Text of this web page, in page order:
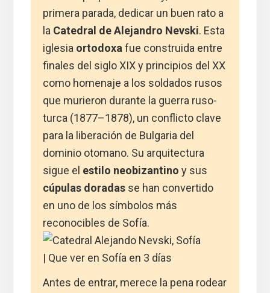
primera parada, dedicar un buen rato a
la Catedral de Alejandro Nevski. Esta
iglesia ortodoxafue construida entre
finales del siglo XIX y principios del XX
como homenaje a los soldados rusos
que murieron durante la guerra ruso-
turca (1877–1878), un conflicto clave
para la liberación de Bulgaria del
dominio otomano. Su arquitectura
sigue el estilo neobizantino y sus
cúpulas doradasse han convertido
en uno de los símbolos más
reconocibles de Sofía.
Antes de entrar, merece la pena rodear